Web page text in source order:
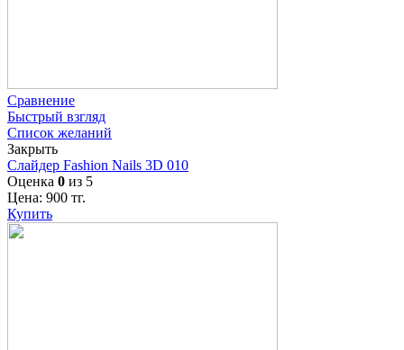
Сравнение
Быстрый взгляд
Список желаний
Закрыть
Слайдер Fashion Nails 3D 010
Оценка 0 из 5
Цена: 900 тг.
Купить